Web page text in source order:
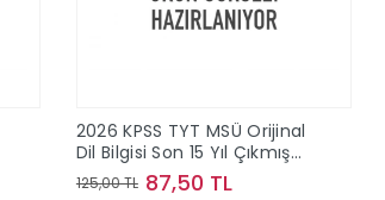
2026 KPSS TYT MSÜ Orijinal
Dil Bilgisi Son 15 Yıl Çıkmış
Sorular
125,00 TL 87,50 TL